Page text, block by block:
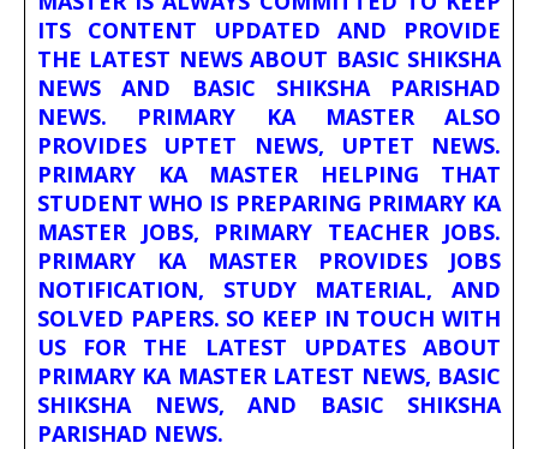
ITS CONTENT UPDATED AND PROVIDE
THE LATEST NEWS ABOUT BASIC SHIKSHA
NEWS AND BASIC SHIKSHA PARISHAD
NEWS. PRIMARY KA MASTER ALSO
PROVIDES UPTET NEWS, UPTET NEWS.
PRIMARY KA MASTER HELPING THAT
STUDENT WHO IS PREPARING PRIMARY KA
MASTER JOBS, PRIMARY TEACHER JOBS.
PRIMARY KA MASTER PROVIDES JOBS
NOTIFICATION, STUDY MATERIAL, AND
SOLVED PAPERS. SO KEEP IN TOUCH WITH
US FOR THE LATEST UPDATES ABOUT
PRIMARY KA MASTER LATEST NEWS, BASIC
SHIKSHA NEWS, AND BASIC SHIKSHA
PARISHAD NEWS.